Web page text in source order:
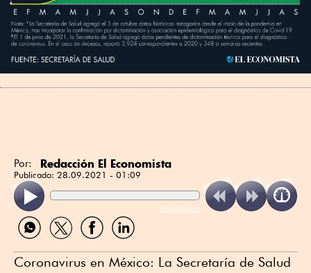
Por: Redacción El Economista
Publicado: 28.09.2021 - 01:09
ReadSpeaker
Compartir
por
Compartir
por
Compartir
por
Compartir
por
Coronavirus en México: La Secretaría de Salud